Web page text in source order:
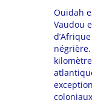
Ouidah
Vaudou